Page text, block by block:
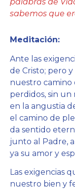
sabemos que
Meditación:
Ante las
de Cristo; pero
nuestro camino
perdidos, sin
en la angustia
el camino de
da sentido
junto al Padre,
ya su amor y
Las exigencias
nuestro bien y